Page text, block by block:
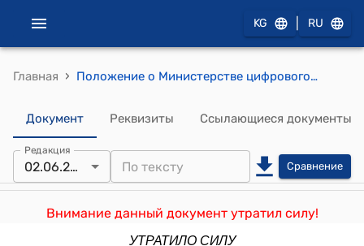
KG RU
Главная › Положение о Министерстве цифрового развития Кыргызской Республики (к постановлению Кабинета Министров Кыргызской Республики от 15 ноября 2021 года № 257)
Документ Реквизиты Ссылающиеся документы
Редакция
02.06.2025 Сравнение
Внимание данный документ утратил силу!